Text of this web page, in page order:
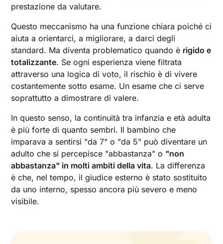
prestazione da valutare.
Questo meccanismo ha una funzione chiara poiché ci
aiuta a orientarci, a migliorare, a darci degli
standard. Ma diventa problematico quando è rigido e
totalizzante. Se ogni esperienza viene filtrata
attraverso una logica di voto, il rischio è di vivere
costantemente sotto esame. Un esame che ci serve
soprattutto a dimostrare di valere.
In questo senso, la continuità tra infanzia e età adulta
è più forte di quanto sembri. Il bambino che
imparava a sentirsi "da 7" o "da 5" può diventare un
adulto che si percepisce "abbastanza" o "non
abbastanza" in molti ambiti della vita. La differenza
è che, nel tempo, il giudice esterno è stato sostituito
da uno interno, spesso ancora più severo e meno
visibile.